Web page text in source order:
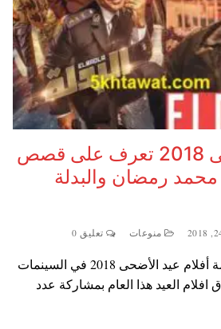
أفلام عيد الأضحى 2018 تعرف على قصص
محمد رمضان والبدلة
منوعات تعليق 0
نوضح لكم بالتفصيل قائمة أفلام عيد الأضحى 2018 في السينمات
العيد هذا العام بمشاركة عدد